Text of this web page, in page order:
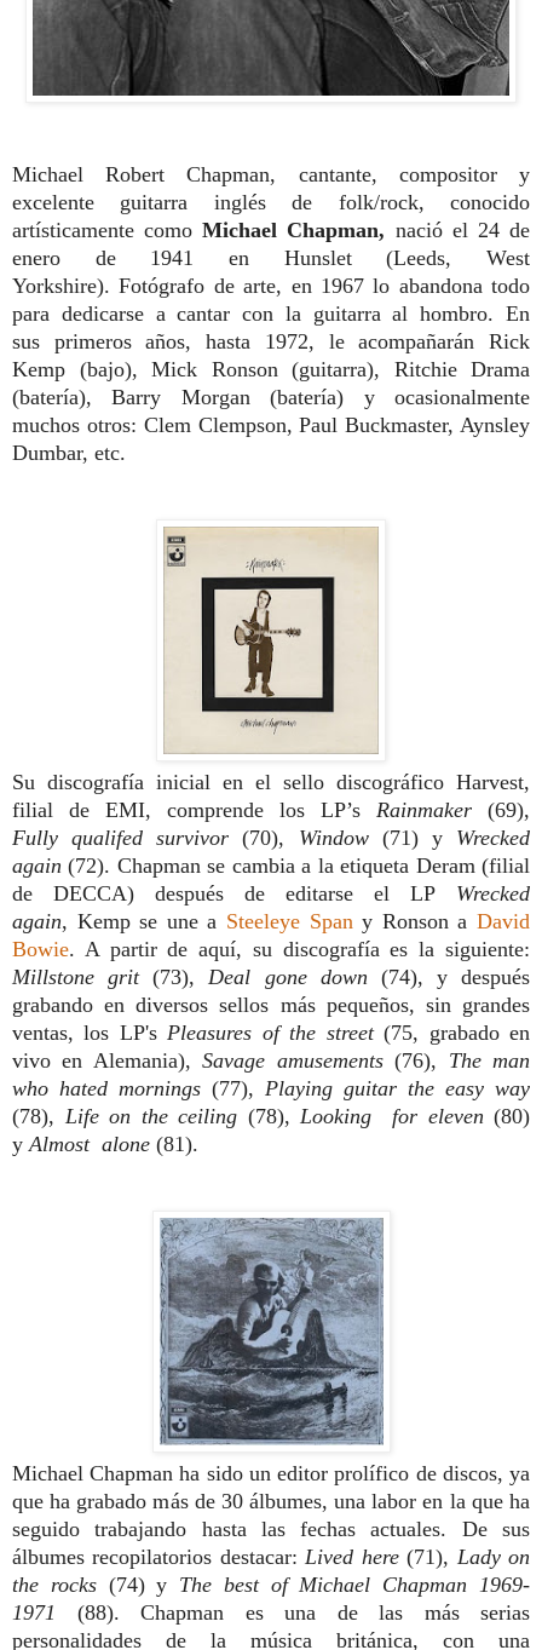
Michael Robert Chapman, cantante, compositor y
excelente guitarra inglés de folk/rock, conocido
artísticamente comoMichael Chapman, nació el 24 de
enero de 1941 en Hunslet (Leeds, West
Yorkshire).Fotógrafo de arte, en 1967 lo abandona todo
para dedicarse a cantar con la guitarra al hombro. En
sus primeros años, hasta 1972, le acompañarán Rick
Kemp (bajo), Mick Ronson (guitarra), Ritchie Drama
(batería), Barry Morgan (batería) y ocasionalmente
muchos otros: Clem Clempson, Paul Buckmaster, Aynsley
Dumbar, etc.
Su discografía inicial en el sello discográfico Harvest,
filial de EMI, comprende los LP’s Rainmaker (69),
Fullyqualifed survivor(70), Window (71) y Wrecked
again (72). Chapman se cambia a la etiqueta Deram (filial
de DECCA) después de editarse el LP Wrecked
again, Kemp se une a Steeleye Span y Ronson aDavid
Bowie. A partir de aquí, su discografía es la siguiente:
Millstone grit(73), Deal gone down (74), y después
grabando en diversos sellos más pequeños, sin grandes
ventas, los LP's Pleasures of the street(75, grabado en
vivo en Alemania),Savage amusements(76), The man
who hated mornings (77), Playing guitar the easy way
(78), Life on the ceiling (78), Looking for eleven (80)
y Almost alone (81).
Michael Chapman ha sido un editor prolífico de discos, ya
que ha grabado más de 30 álbumes, una labor en la que ha
seguido trabajando hasta las fechas actuales. De sus
álbumes recopilatorios destacar: Lived here(71), Lady on
the rocks (74) y The best of Michael Chapman 1969-
1971 (88). Chapman es una de las más serias
personalidades de la música británica, con una